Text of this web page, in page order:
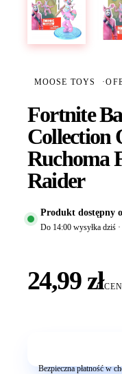
MOOSE TOYS ·
Fortnite
Collection
Ruchoma
Raider
Produkt dostępny
Do 14:00 wysyłka dziś
24,99 zł
Bezpieczna płatność w